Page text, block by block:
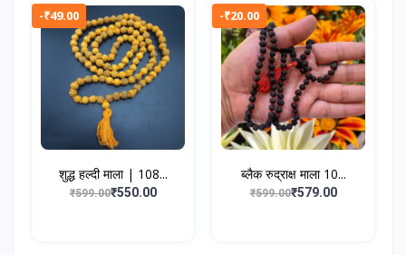
-₹49.00
शुद्ध हल्दी माला | 108...
₹599.00₹550.00
-₹20.00
ब्लैक रुद्राक्ष माला 10...
₹599.00₹579.00